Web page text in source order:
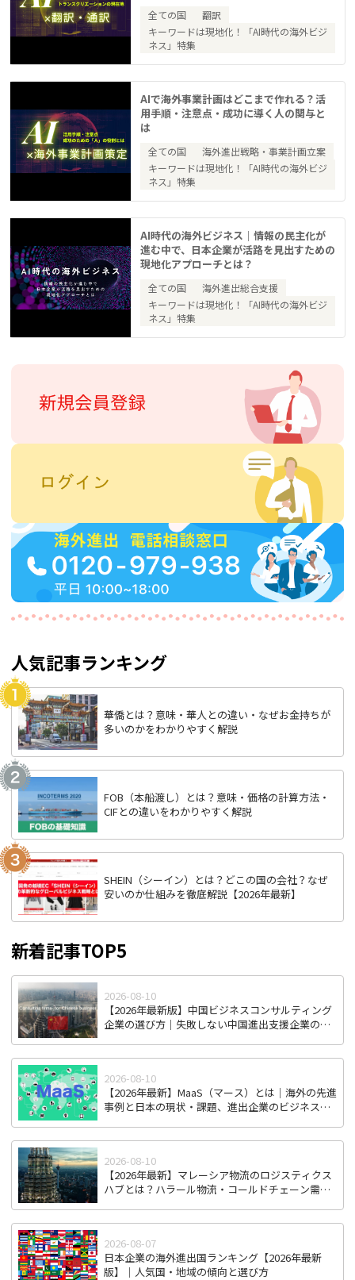
全ての国
翻訳
キーワードは現地化！「AI時代の海外ビジ
ネス」特集
AIで海外事業計画はどこまで作れる？活
用手順・注意点・成功に導く人の関与と
は
全ての国
海外進出戦略・事業計画立案
キーワードは現地化！「AI時代の海外ビジ
ネス」特集
AI時代の海外ビジネス｜情報の民主化が
進む中で、日本企業が活路を見出すための
現地化アプローチとは？
全ての国
海外進出総合支援
キーワードは現地化！「AI時代の海外ビジ
ネス」特集
人気記事ランキング
華僑とは？意味・華人との違い・なぜお金持ちが
多いのかをわかりやすく解説
FOB（本船渡し）とは？意味・価格の計算方法・
CIFとの違いをわかりやすく解説
SHEIN（シーイン）とは？どこの国の会社？なぜ
安いのか仕組みを徹底解説【2026年最新】
新着記事TOP5
2026-08-10
【2026年最新版】中国ビジネスコンサルティング
企業の選び方｜失敗しない中国進出支援企業の見
2026-08-10
【2026年最新】MaaS（マース）とは｜海外の先進
事例と日本の現状・課題、進出企業のビジネスチ
2026-08-10
【2026年最新】マレーシア物流のロジスティクス
ハブとは？ハラール物流・コールドチェーン需要
2026-08-07
日本企業の海外進出国ランキング【2026年最新
版】｜人気国・地域の傾向と選び方